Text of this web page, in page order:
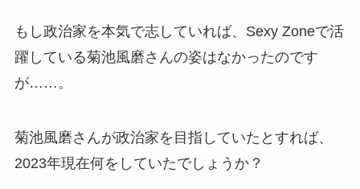
もし政治家を本気で志していれば、Sexy Zoneで活
躍している菊池風磨さんの姿はなかったのです
が……。
菊池風磨さんが政治家を目指していたとすれば、
2023年現在何をしていたでしょうか？